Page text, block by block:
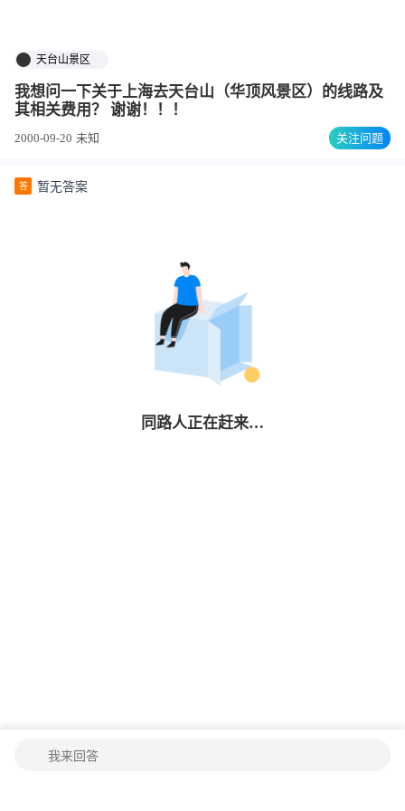
天台山景区
我想问一下关于上海去天台山（华顶风景区）的线路及
其相关费用？ 谢谢！！！
2000-09-20 未知 关注问题
答 暂无答案
同路人正在赶来…